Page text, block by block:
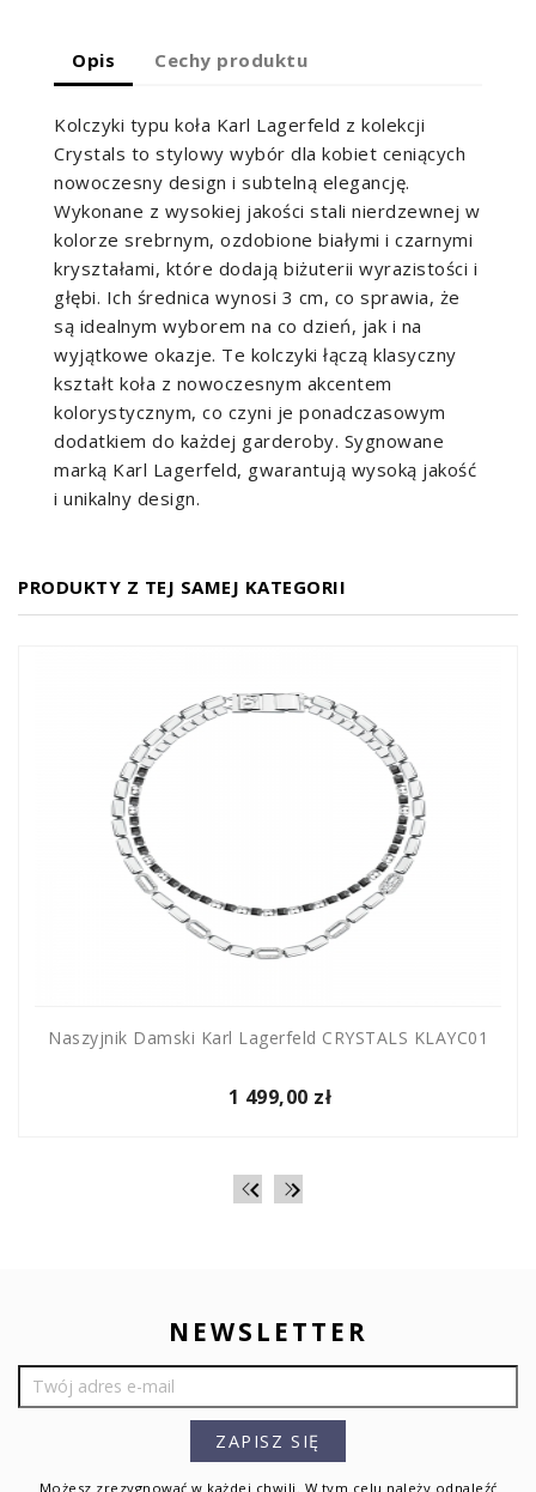
Opis Cechy produktu
Kolczyki typu koła Karl Lagerfeld z kolekcji
Crystals to stylowy wybór dla kobiet ceniących
nowoczesny design i subtelną elegancję.
Wykonane z wysokiej jakości stali nierdzewnej w
kolorze srebrnym, ozdobione białymi i czarnymi
kryształami, które dodają biżuterii wyrazistości i
głębi. Ich średnica wynosi 3 cm, co sprawia, że
są idealnym wyborem na co dzień, jak i na
wyjątkowe okazje. Te kolczyki łączą klasyczny
kształt koła z nowoczesnym akcentem
kolorystycznym, co czyni je ponadczasowym
dodatkiem do każdej garderoby. Sygnowane
marką Karl Lagerfeld, gwarantują wysoką jakość
i unikalny design.
PRODUKTY Z TEJ SAMEJ KATEGORII

Naszyjnik Damski Karl Lagerfeld CRYSTALS KLAYC01
1 499,00 zł

NEWSLETTER
Możesz zrezygnować w każdej chwili. W tym celu należy odnaleźć